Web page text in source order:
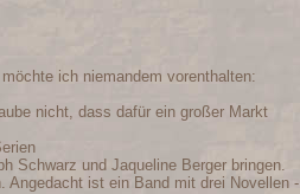
ich niemandem vorenthalten:
nicht, dass dafür ein großer Markt
Schwarz und Jaqueline Berger bringen.
Angedacht ist ein Band mit drei Novellen -